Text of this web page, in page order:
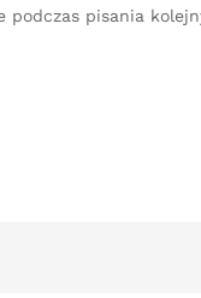
pisania